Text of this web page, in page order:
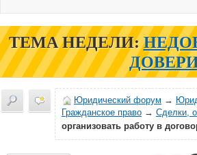
ТЕМА НЕДЕЛИ:
Юридический форум →
Гражданское право → Сделки,
организовать работу в